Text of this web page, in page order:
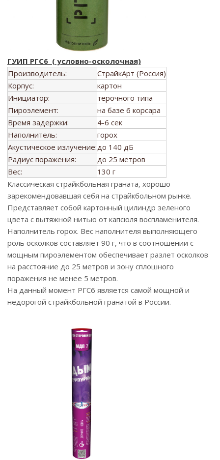
ГУИП РГС6 ( условно-осколочная)
Производитель:
СтрайкАрт (Россия)
Корпус:
картон
Инициатор:
терочного типа
Пироэлемент:
на базе 6 корсара
Время задержки:
4-6 сек
Наполнитель:
горох
Акустическое излучение:до 140 дБ
Радиус поражения:
до 25 метров
Вес:
130 г
Классическая страйкбольная граната, хорошо
зарекомендовавшая себя на страйкбольном рынке.
Представляет собой картонный цилиндр зеленого
цвета с вытяжной нитью от капсюля воспламенителя.
Наполнитель горох. Вес наполнителя выполняющего
роль осколков составляет 90 г, что в соотношении с
мощным пироэлементом обеспечивает разлет осколков
на расстояние до 25 метров и зону сплошного
поражения не менее 5 метров.
На данный момент РГС6 является самой мощной и
недорогой страйкбольной гранатой в России.